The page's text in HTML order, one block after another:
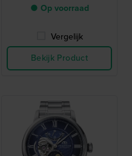
● Op voorraad
Vergelijk
Bekijk Product